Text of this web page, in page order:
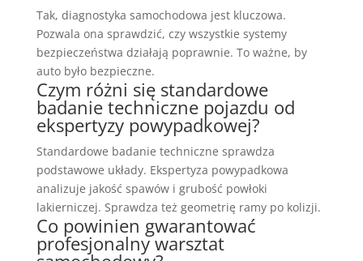
Tak, diagnostyka samochodowa jest kluczowa.
Pozwala ona sprawdzić, czy wszystkie systemy
bezpieczeństwa działają poprawnie. To ważne, by
auto było bezpieczne.
Czym różni się standardowe
badanie techniczne pojazdu od
ekspertyzy powypadkowej?
Standardowe badanie techniczne sprawdza
podstawowe układy. Ekspertyza powypadkowa
analizuje jakość spawów i grubość powłoki
lakierniczej. Sprawdza też geometrię ramy po kolizji.
Co powinien gwarantować
profesjonalny warsztat